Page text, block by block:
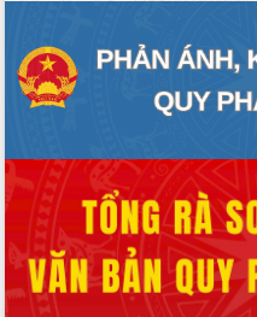
Tập huấn ứng dụng trí tuệ nhân tạo (AI)
trong thương mại điện tử năm 2026
Đoàn đại biểu Quốc hội tỉnh Đắk Lắk
nhất, Quốc hội khóa XVI
Quyết liệt cải cách hành chính, khơi
thông nguồn lực phát triển
Nâng cao hiệu lực, hiệu quả HĐND
tỉnh thông qua hiện đại hóa hành chính
Xã Ea Phê gắn cải cách hành chính với